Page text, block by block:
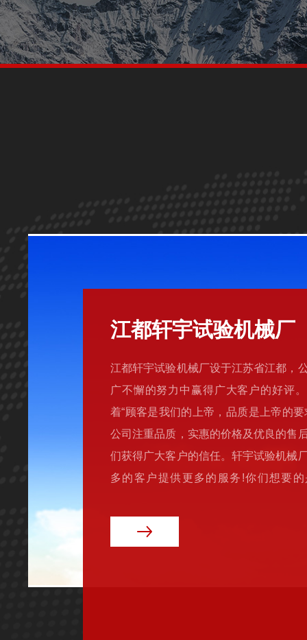
江都轩宇试验机械厂
江都轩宇试验机械厂设于江苏省江都，
广不懈的努力中赢得广大客户的好评
着“顾客是我们的上帝，品质是上帝的要
公司注重品质，实惠的价格及优良的售
们获得广大客户的信任。轩宇试验机械
多的客户提供更多的服务!你们想要